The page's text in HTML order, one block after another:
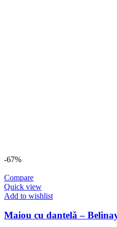
-67%
Compare
Quick view
Add to wishlist
Maiou cu dantelă –